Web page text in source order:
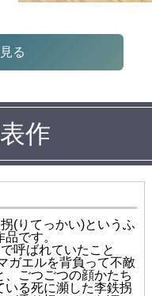
る
作
(りてっかい)というふ
です。
呼ばれていたこと
ガエルを背負って不敵
ごつごつの顔かたち
いる死に瀕した李鉄拐